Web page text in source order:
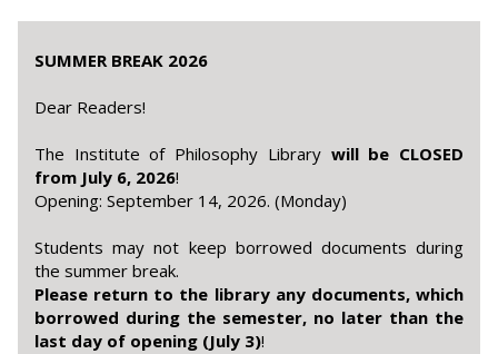
SUMMER BREAK 2026
Dear Readers!
The Institute of Philosophy Library will be CLOSED
from July 6, 2026!
Opening: September 14, 2026. (Monday)
Students may not keep borrowed documents during
the summer break.
Please return to the library any documents, which
borrowed during the semester, no later than the
last day of opening (July 3)!